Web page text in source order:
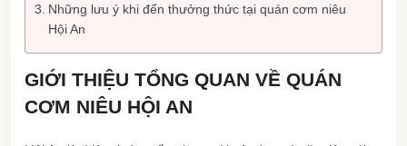
Những lưu ý khi đến thưởng thức tại quán cơm niêu
Hội An
GIỚI THIỆU TỔNG QUAN VỀ QUÁN
CƠM NIÊU HỘI AN